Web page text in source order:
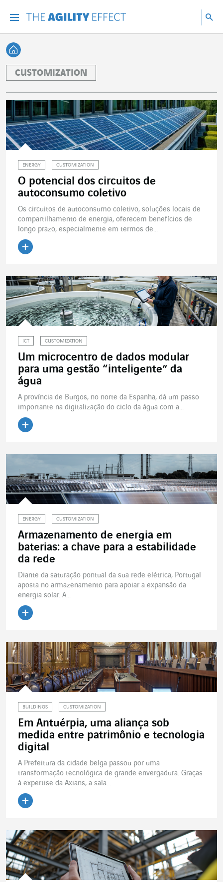
Voltar à página inicial
CUSTOMIZATION
ENERGY CUSTOMIZATION
O potencial dos circuitos de
autoconsumo coletivo
Os circuitos de autoconsumo coletivo, soluções locais de
compartilhamento de energia, oferecem benefícios de
longo prazo, especialmente em termos de...
ICT CUSTOMIZATION
Um microcentro de dados modular
para uma gestão “inteligente” da
água
A província de Burgos, no norte da Espanha, dá um passo
importante na digitalização do ciclo da água com a...
ENERGY CUSTOMIZATION
Armazenamento de energia em
baterias: a chave para a estabilidade
da rede
Diante da saturação pontual da sua rede elétrica, Portugal
aposta no armazenamento para apoiar a expansão da
energia solar. A...
BUILDINGS CUSTOMIZATION
Em Antuérpia, uma aliança sob
medida entre patrimônio e tecnologia
digital
A Prefeitura da cidade belga passou por uma
transformação tecnológica de grande envergadura. Graças
à expertise da Axians, a sala...